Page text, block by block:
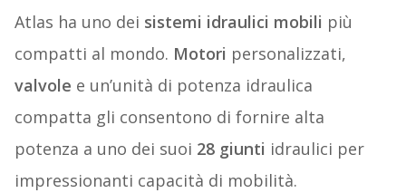
Atlas ha uno dei sistemi idraulici mobili più
compatti al mondo. Motori personalizzati,
valvole e un’unità di potenza idraulica
compatta gli consentono di fornire alta
potenza a uno dei suoi 28 giunti idraulici per
impressionanti capacità di mobilità.